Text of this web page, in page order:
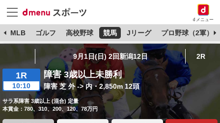
dメニュー
MLB ゴルフ 高校野球 競馬 Jリーグ プロ野球（2軍）
9月1日(日) 2回新潟12日 2R
1R
10:10
障害 3歳以上未勝利
障害 芝 外 -> 内・2,850m 12頭
サラ系障害 3歳以上 (混合) 定量
本賞金：780、310、200、120、78万円